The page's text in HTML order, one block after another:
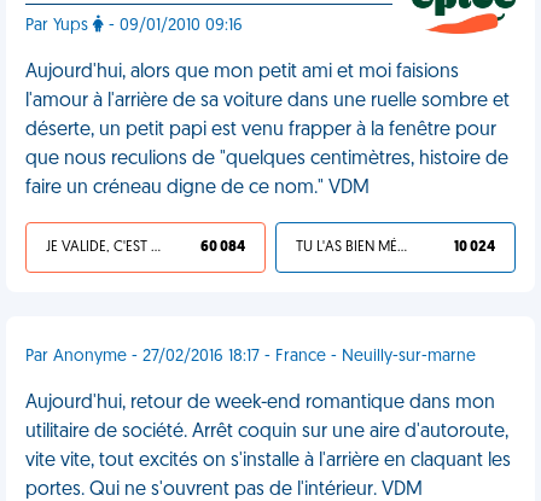
Par Yups - 09/01/2010 09:16
Aujourd'hui, alors que mon petit ami et moi faisions
l'amour à l'arrière de sa voiture dans une ruelle sombre et
déserte, un petit papi est venu frapper à la fenêtre pour
que nous reculions de "quelques centimètres, histoire de
faire un créneau digne de ce nom." VDM
JE VALIDE, C'EST UNE VDM 60 084 TU L'AS BIEN MÉRITÉ 10 024
Par Anonyme - 27/02/2016 18:17 - France - Neuilly-sur-marne
Aujourd'hui, retour de week-end romantique dans mon
utilitaire de société. Arrêt coquin sur une aire d'autoroute,
vite vite, tout excités on s'installe à l'arrière en claquant les
portes. Qui ne s'ouvrent pas de l'intérieur. VDM